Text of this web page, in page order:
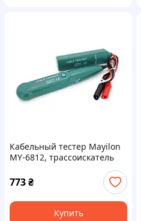
Кабельный тестер Mayilon
MY-6812, трассоискатель
773₴
Купить